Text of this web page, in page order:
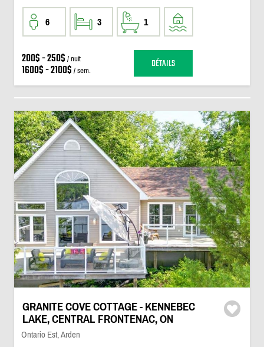
6 3 1
200$ - 250$ / nuit
1600$ - 2100$ / sem. DÉTAILS
GRANITE COVE COTTAGE - KENNEBEC
LAKE, CENTRAL FRONTENAC, ON
Ontario Est, Arden